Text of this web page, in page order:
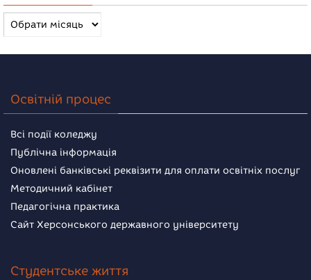
Архів
новин
Освітній процес
Всі події коледжу
Публічна інформація
Оновлені банківські реквізити для оплати освітніх послуг
Методичний кабінет
Педагогічна практика
Сайт Херсонського державного університету
Студентське життя